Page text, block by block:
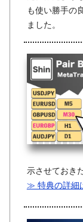
も使い勝手の
ました。
示させておき
≫ 特典の詳細